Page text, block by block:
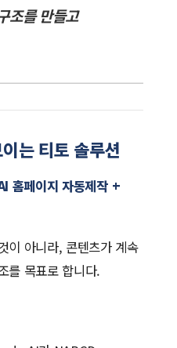
조를 만들고
는 티토 솔루션
홈페이지 자동제작 +
이 아니라, 콘텐츠가 계속
를 목표로 합니다.